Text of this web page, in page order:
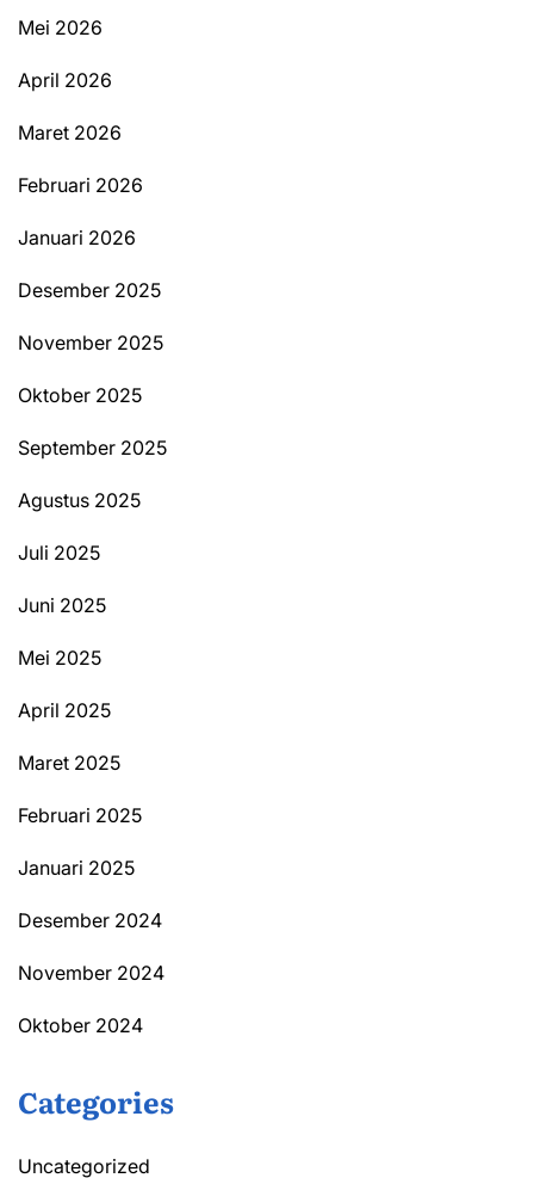
Mei 2026
April 2026
Maret 2026
Februari 2026
Januari 2026
Desember 2025
November 2025
Oktober 2025
September 2025
Agustus 2025
Juli 2025
Juni 2025
Mei 2025
April 2025
Maret 2025
Februari 2025
Januari 2025
Desember 2024
November 2024
Oktober 2024
Categories
Uncategorized